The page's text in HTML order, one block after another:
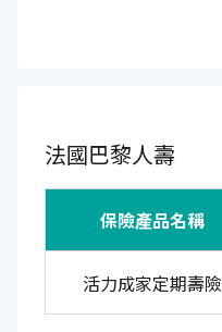
法國巴黎人壽
保險產品名稱
活力成家定期壽險